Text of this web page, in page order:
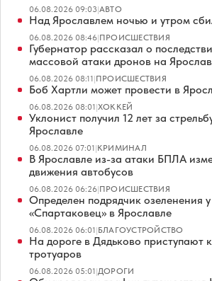
06.08.2026 09:03|АВТО
Над Ярославлем ночью и утром
06.08.2026 08:46|ПРОИСШЕСТВИЯ
Губернатор рассказал о
массовой атаки дронов на
06.08.2026 08:11|ПРОИСШЕСТВИЯ
Боб Хартли может провести в
06.08.2026 08:01|ХОККЕЙ
Уклонист получил 12 лет за
Ярославле
06.08.2026 07:01|КРИМИНАЛ
В Ярославле из-за атаки БПЛА
движения автобусов
06.08.2026 06:26|ПРОИСШЕСТВИЯ
Определен подрядчик озеленения
«Спартаковец» в Ярославле
06.08.2026 06:01|БЛАГОУСТРОЙСТВО
На дороге в Дядьково приступают
тротуаров
06.08.2026 05:01|ДОРОГИ